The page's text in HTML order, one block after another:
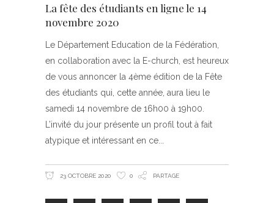
La fête des étudiants en ligne le 14
novembre 2020
Le Département Education de la Fédération,
en collaboration avec la E-church, est heureux
de vous annoncer la 4ème édition de la Fête
des étudiants qui, cette année, aura lieu le
samedi 14 novembre de 16h00 à 19h00.
L’invité du jour présente un profil tout à fait
atypique et intéressant en ce
23 OCTOBRE 2020 0 PARTAGE